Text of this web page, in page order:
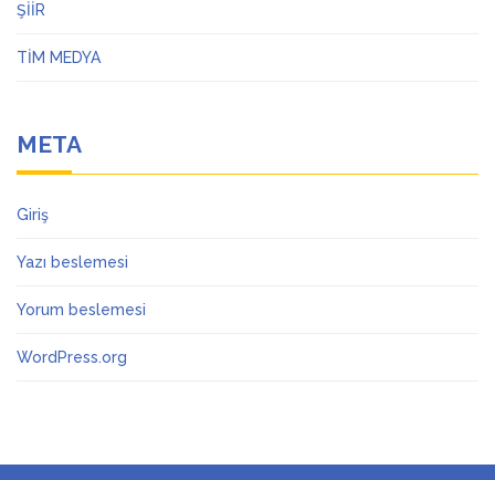
ŞİİR
TİM MEDYA
META
Giriş
Yazı beslemesi
Yorum beslemesi
WordPress.org